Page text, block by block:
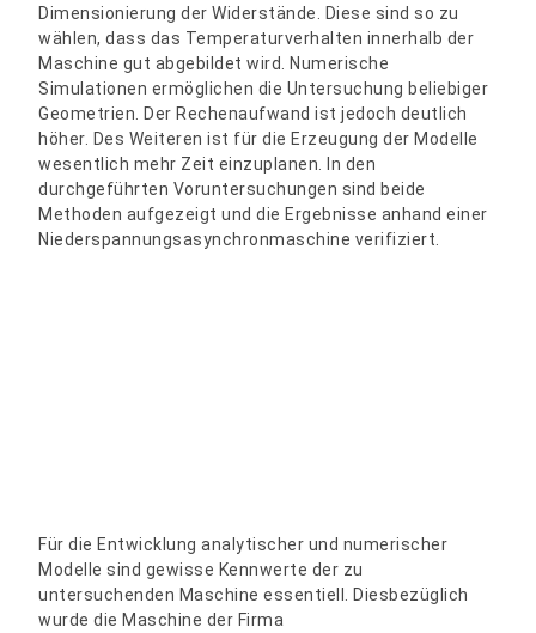
Dimensionierung der Widerstände. Diese sind so zu
wählen, dass das Temperaturverhalten innerhalb der
Maschine gut abgebildet wird. Numerische
Simulationen ermöglichen die Untersuchung beliebiger
Geometrien. Der Rechenaufwand ist jedoch deutlich
höher. Des Weiteren ist für die Erzeugung der Modelle
wesentlich mehr Zeit einzuplanen. In den
durchgeführten Voruntersuchungen sind beide
Methoden aufgezeigt und die Ergebnisse anhand einer
Niederspannungsasynchronmaschine verifiziert.
Für die Entwicklung analytischer und numerischer
Modelle sind gewisse Kennwerte der zu
untersuchenden Maschine essentiell. Diesbezüglich
wurde die Maschine der Firma